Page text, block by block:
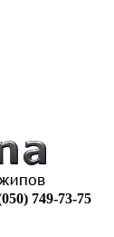
749-73-75